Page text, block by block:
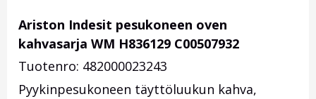
Ariston Indesit pesukoneen oven
kahvasarja WM H836129 C00507932
Tuotenro: 482000023243
Pyykinpesukoneen täyttöluukun kahva,